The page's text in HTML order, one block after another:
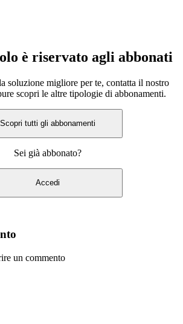
è riservato agli abbonati
soluzione migliore per te, contatta il nostro
scopri le altre tipologie di abbonamenti.
Scopri tutti gli abbonamenti
Sei già abbonato?
Accedi
un commento